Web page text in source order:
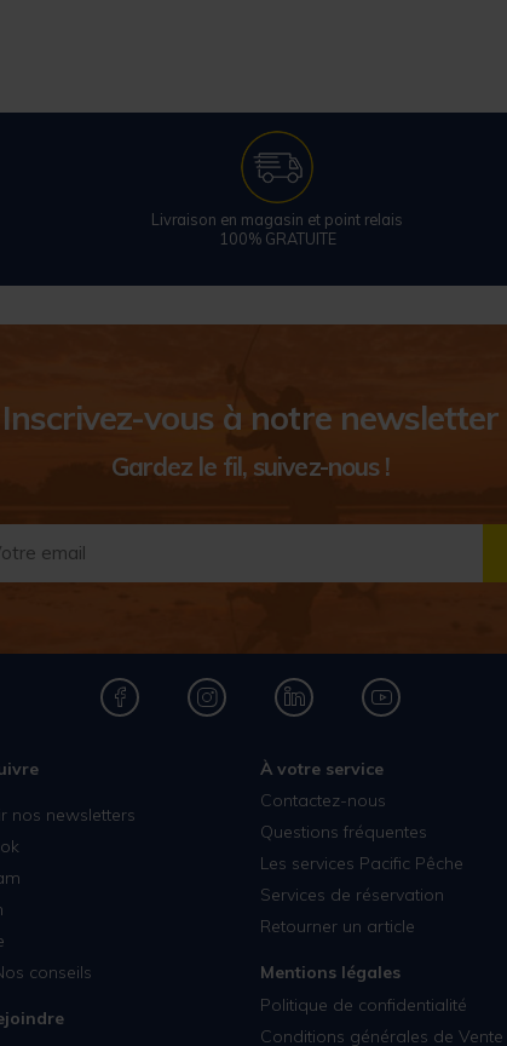
Livraison en magasin et point relais
100% GRATUITE
Inscrivez-vous à notre newsletter
Gardez le fil, suivez-nous !
nos newsletters
conseils
À votre service
Contactez-nous
Questions fréquentes
Les services Pacific Pêche
Services de réservation
Retourner un article
Mentions légales
Politique de confidentialité
Conditions générales de Vente